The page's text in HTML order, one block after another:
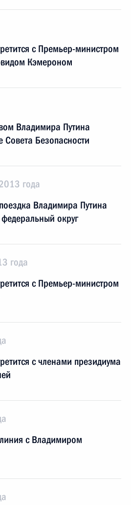
с Премьер-министром
Кэмероном
Владимира Путина
Совета Безопасности
года
Владимира Путина
округ
года
с Премьер-министром
с членами президиума
с Владимиром